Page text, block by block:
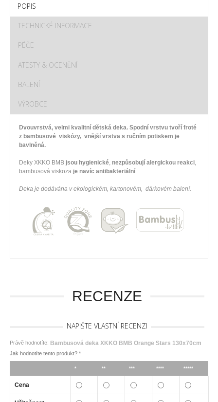
POPIS
TECHNICKÉ INFORMACE
PÉČE
ATESTY & OCENĚNÍ
BALENÍ
VÝROBCE
Dvouvrstvá, velmi kvalitní dětská deka. Spodní vrstvu tvoří froté
z bambusové viskózy, vnější vrstva s ručním potiskem je
bavlněná.
Deky XKKO BMB jsou hygienické, nezpůsobují alergickou reakci,
bambusová viskoza je navíc antibakteriální.
Deka je dodávána v ekologickém, kartonovém, dárkovém balení.
RECENZE
NAPIŠTE VLASTNÍ RECENZI
Právě hodnotíte: Bambusová deka XKKO BMB Orange Stars 130x70cm
Jak hodnotíte tento produkt? *
* ** *** **** *****
Cena